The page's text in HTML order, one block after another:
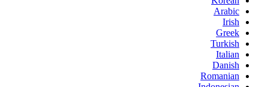
Arabic
Irish
Greek
Turkish
Italian
Danish
Romanian